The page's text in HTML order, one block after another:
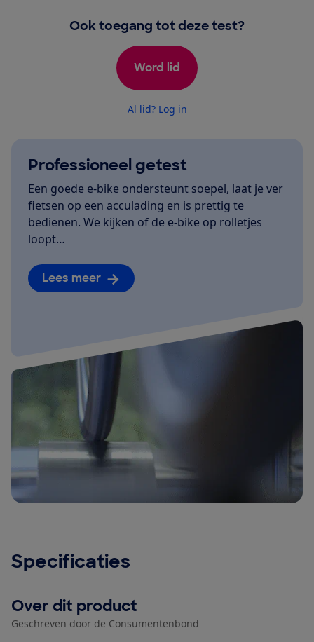
Ook toegang tot deze test?
Word lid
Al lid? Log in
Professioneel getest
Een goede e-bike ondersteunt soepel, laat je ver
fietsen op een acculading en is prettig te
bedienen. We kijken of de e-bike op rolletjes
loopt…
Lees meer
Specificaties
Over dit product
Geschreven door de Consumentenbond